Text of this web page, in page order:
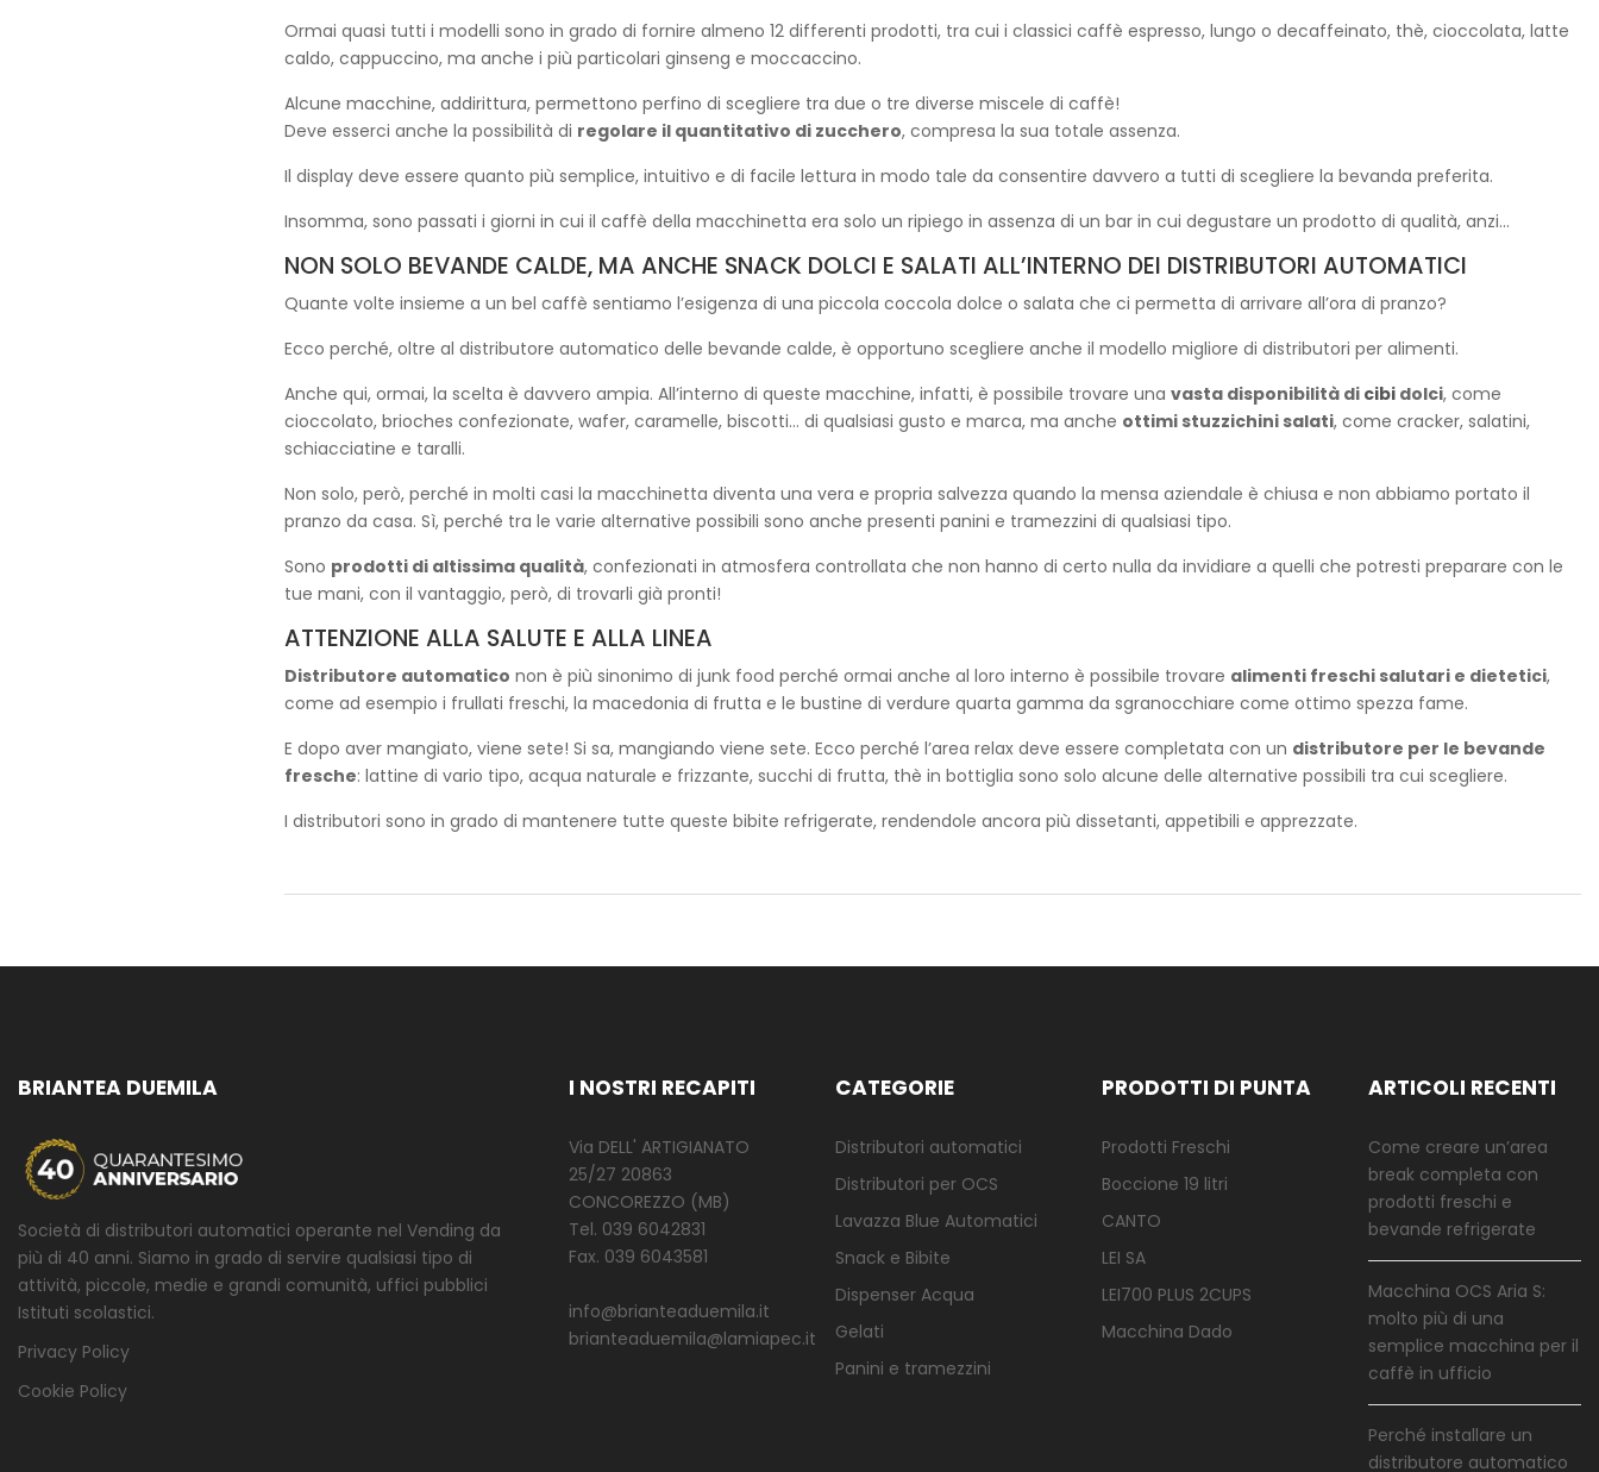
Ormai quasi tutti i modelli sono in grado di fornire almeno 12 differenti prodotti, tra cui i classici caffè espresso, lungo o decaffeinato, thè, cioccolata, latte
caldo, cappuccino, ma anche i più particolari ginseng e moccaccino.
Alcune macchine, addirittura, permettono perfino di scegliere tra due o tre diverse miscele di caffè!
Deve esserci anche la possibilità di regolare il quantitativo di zucchero, compresa la sua totale assenza.
Il display deve essere quanto più semplice, intuitivo e di facile lettura in modo tale da consentire davvero a tutti di scegliere la bevanda preferita.
Insomma, sono passati i giorni in cui il caffè della macchinetta era solo un ripiego in assenza di un bar in cui degustare un prodotto di qualità, anzi…
NON SOLO BEVANDE CALDE, MA ANCHE SNACK DOLCI E SALATI ALL’INTERNO DEI DISTRIBUTORI AUTOMATICI
Quante volte insieme a un bel caffè sentiamo l’esigenza di una piccola coccola dolce o salata che ci permetta di arrivare all’ora di pranzo?
Ecco perché, oltre al distributore automatico delle bevande calde, è opportuno scegliere anche il modello migliore di distributori per alimenti.
Anche qui, ormai, la scelta è davvero ampia. All’interno di queste macchine, infatti, è possibile trovare una vasta disponibilità di cibi dolci, come
cioccolato, brioches confezionate, wafer, caramelle, biscotti… di qualsiasi gusto e marca, ma anche ottimi stuzzichini salati, come cracker, salatini,
schiacciatine e taralli.
Non solo, però, perché in molti casi la macchinetta diventa una vera e propria salvezza quando la mensa aziendale è chiusa e non abbiamo portato il
pranzo da casa. Sì, perché tra le varie alternative possibili sono anche presenti panini e tramezzini di qualsiasi tipo.
Sono prodotti di altissima qualità, confezionati in atmosfera controllata che non hanno di certo nulla da invidiare a quelli che potresti preparare con le
tue mani, con il vantaggio, però, di trovarli già pronti!
ATTENZIONE ALLA SALUTE E ALLA LINEA
Distributore automatico non è più sinonimo di junk food perché ormai anche al loro interno è possibile trovare alimenti freschi salutari e dietetici,
come ad esempio i frullati freschi, la macedonia di frutta e le bustine di verdure quarta gamma da sgranocchiare come ottimo spezza fame.
E dopo aver mangiato, viene sete! Si sa, mangiando viene sete. Ecco perché l’area relax deve essere completata con un distributore per le bevande
fresche: lattine di vario tipo, acqua naturale e frizzante, succhi di frutta, thè in bottiglia sono solo alcune delle alternative possibili tra cui scegliere.
I distributori sono in grado di mantenere tutte queste bibite refrigerate, rendendole ancora più dissetanti, appetibili e apprezzate.
BRIANTEA DUEMILA
Società di distributori automatici operante nel Vending da
più di 40 anni. Siamo in grado di servire qualsiasi tipo di
attività, piccole, medie e grandi comunità, uffici pubblici
Istituti scolastici.
Privacy Policy
Cookie Policy
I NOSTRI RECAPITI
Via DELL' ARTIGIANATO
25/27 20863
CONCOREZZO (MB)
Tel. 039 6042831
Fax. 039 6043581
info@brianteaduemila.it
brianteaduemila@lamiapec.it
CATEGORIE
Distributori automatici
Distributori per OCS
Lavazza Blue Automatici
Snack e Bibite
Dispenser Acqua
Gelati
Panini e tramezzini
PRODOTTI DI PUNTA
Prodotti Freschi
Boccione 19 litri
CANTO
LEI SA
LEI700 PLUS 2CUPS
Macchina Dado
ARTICOLI RECENTI
Come creare un’area
break completa con
prodotti freschi e
bevande refrigerate
Macchina OCS Aria S:
molto più di una
semplice macchina per il
caffè in ufficio
Perché installare un
distributore automatico